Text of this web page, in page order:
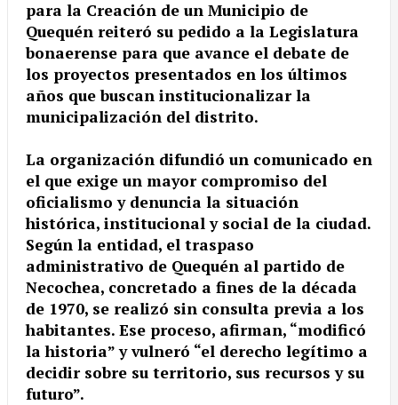
para la Creación de un Municipio de
Quequén reiteró su pedido a la Legislatura
bonaerense para que avance el debate de
los proyectos presentados en los últimos
años que buscan institucionalizar la
municipalización del distrito.
La organización difundió un comunicado en
el que exige un mayor compromiso del
oficialismo y denuncia la situación
histórica, institucional y social de la ciudad.
Según la entidad, el traspaso
administrativo de Quequén al partido de
Necochea, concretado a fines de la década
de 1970, se realizó sin consulta previa a los
habitantes. Ese proceso, afirman, “modificó
la historia” y vulneró “el derecho legítimo a
decidir sobre su territorio, sus recursos y su
futuro”.